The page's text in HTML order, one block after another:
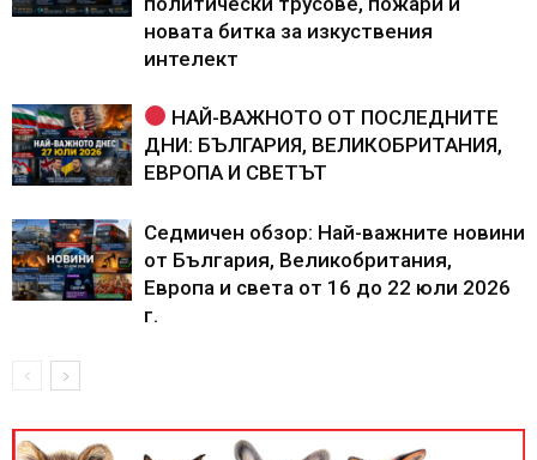
новата битка за изкуствения
интелект
НАЙ-ВАЖНОТО ОТ ПОСЛЕДНИТЕ
ДНИ: БЪЛГАРИЯ, ВЕЛИКОБРИТАНИЯ,
ЕВРОПА И СВЕТЪТ
Седмичен обзор: Най-важните новини
от България, Великобритания,
Европа и света от 16 до 22 юли 2026
г.